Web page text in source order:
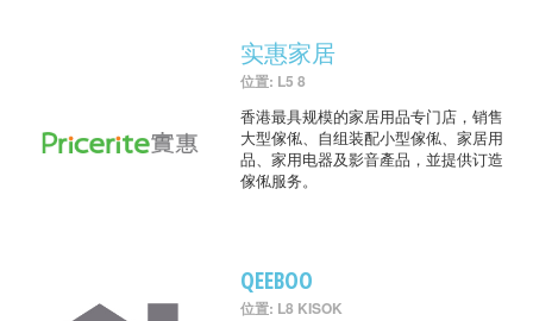
实惠家居
位置: L5 8
香港最具规模的家居用品专门店，销售
大型傢俬、自组装配小型傢俬、家居用
品、家用电器及影音產品，並提供订造
傢俬服务。
QEEBOO
位置: L8 KISOK